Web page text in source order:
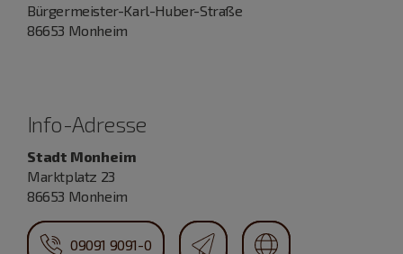
Bürgermeister-Karl-Huber-Straße
86653 Monheim
Info-Adresse
Stadt Monheim
Marktplatz 23
86653 Monheim
09091 9091-0